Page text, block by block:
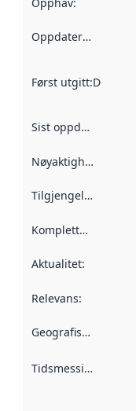
Oppdateringsfrekvens
Først utgitt:Denne
Sist oppdatert
Nøyaktighet
Tilgjengelighet
Kompletthet
Aktualitet:
Relevans:
Geografisk avgrensning
Tidsmessig avgrensning